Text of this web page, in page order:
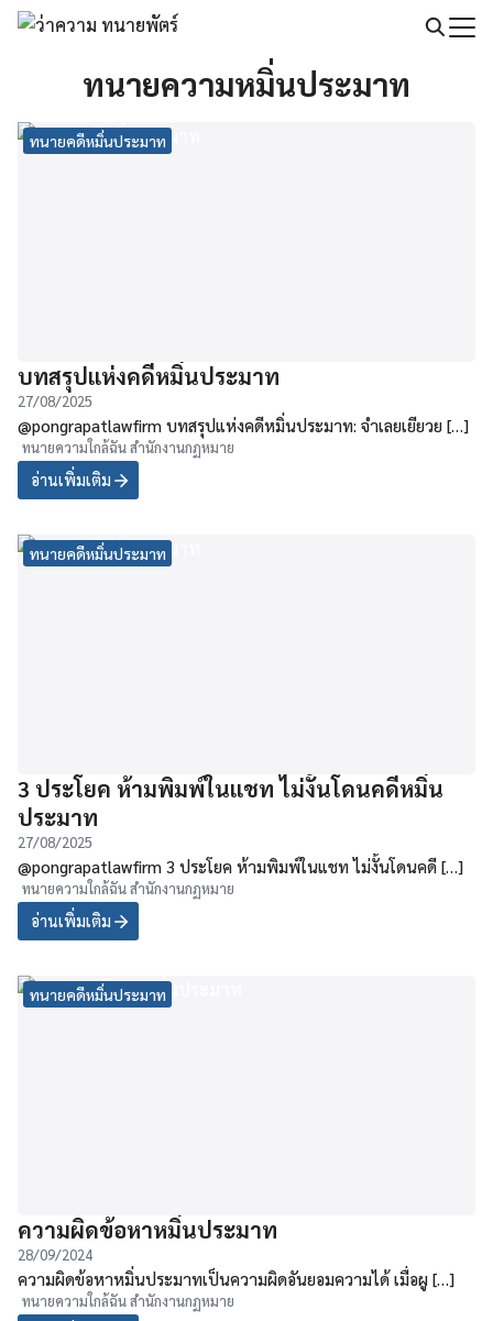
Skip
ทนายความหมิ่นประมาท
ทนายคดีหมิ่นประมาท
บทสรุปแห่งคดีหมิ่นประมาท
27/08/2025
@pongrapatlawfirm บทสรุปแห่งคดีหมิ่นประมาท: จำเลยเยียวย […]
ทนายความใกล้ฉัน สำนักงานกฏหมาย
อ่านเพิ่มเติม
ทนายคดีหมิ่นประมาท
3 ประโยค ห้ามพิมพ์ในแชท ไม่งั้นโดนคดีหมิ่น
ประมาท
27/08/2025
@pongrapatlawfirm 3 ประโยค ห้ามพิมพ์ในแชท ไม่งั้นโดนคดี […]
ทนายความใกล้ฉัน สำนักงานกฏหมาย
อ่านเพิ่มเติม
ทนายคดีหมิ่นประมาท
ความผิดข้อหาหมิ่นประมาท
28/09/2024
ความผิดข้อหาหมิ่นประมาทเป็นความผิดอันยอมความได้ เมื่อผู […]
ทนายความใกล้ฉัน สำนักงานกฏหมาย